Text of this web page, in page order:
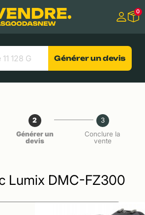
0
Générer un devis
2
Générer un
devis
3
Conclure la
vente
Lumix DMC-FZ300